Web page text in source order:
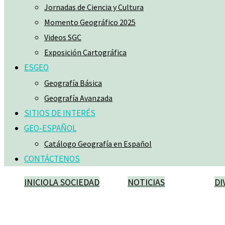
Jornadas de Ciencia y Cultura
Momento Geográfico 2025
Videos SGC
Exposición Cartográfica
ESGEO
Geografía Básica
Geografía Avanzada
SITIOS DE INTERÉS
GEO-ESPAÑOL
Catálogo Geografía en Español
CONTÁCTENOS
INICIOLA SOCIEDAD NOTICIAS